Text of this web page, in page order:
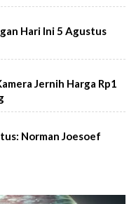
Hari Ini 5 Agustus
Jernih Harga Rp1
Norman Joesoef